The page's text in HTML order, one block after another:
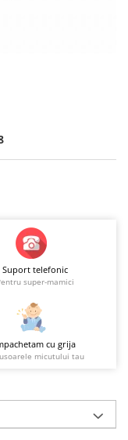
Suport telefonic
super-mamici
cu grija
micutului tau